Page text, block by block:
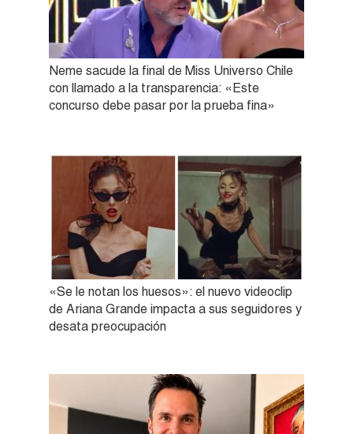
Neme sacude la final de Miss Universo Chile
con llamado a la transparencia: «Este
concurso debe pasar por la prueba fina»
«Se le notan los huesos»: el nuevo videoclip
de Ariana Grande impacta a sus seguidores y
desata preocupación